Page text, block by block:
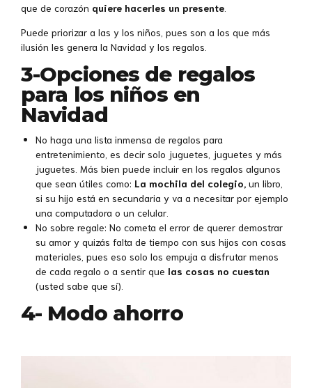
que de corazón quiere hacerles un presente
Puede priorizar a las y los niños, pues son a los que más
ilusión les genera la Navidad y los regalos.
3-Opciones de regalos
para los niños en
Navidad
No haga una lista inmensa de regalos para
entretenimiento, es decir solo juguetes, juguetes y más
juguetes. Más bien puede incluir en los regalos algunos
que sean útiles como: La mochila del colegio, un libro,
si su hijo está en secundaria y va a necesitar por ejemplo
una computadora o un celular.
No sobre regale: No cometa el error de querer demostrar
su amor y quizás falta de tiempo con sus hijos con cosas
materiales, pues eso solo los empuja a disfrutar menos
de cada regalo o a sentir que las cosas no cuestan
(usted sabe que sí).
4- Modo ahorro